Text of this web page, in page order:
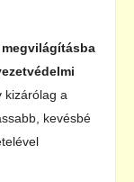
megvilágításba
kizárólag a
kevésbé